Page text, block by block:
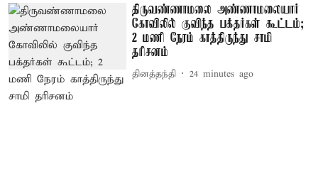
திருவண்ணாமலை அண்ணாமலையார்
கோவிலில் குவிந்த பக்தர்கள் கூட்டம்;
2 மணி நேரம் காத்திருந்து சாமி
தரிசனம்
தினத்தந்தி 24 minutes ago